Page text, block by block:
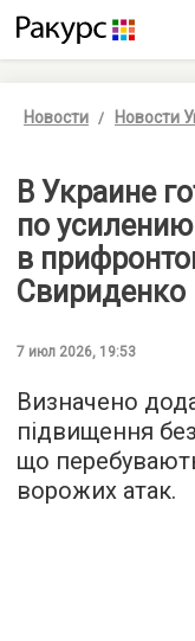
Новости Новости
В Украине
по
в
Свириденко
7 июл 2026, 19:53
Визначено
підвищення
що
ворожих атак.